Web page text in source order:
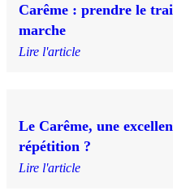
Carême : prendre le
marche
Lire l'article
Le Carême, une
répétition ?
Lire l'article